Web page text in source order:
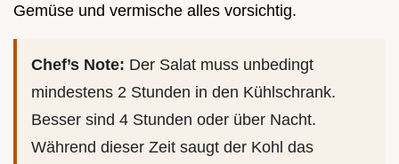
Gemüse und vermische alles vorsichtig.
Chef’s Note: Der Salat muss unbedingt
mindestens 2 Stunden in den Kühlschrank.
Besser sind 4 Stunden oder über Nacht.
Während dieser Zeit saugt der Kohl das